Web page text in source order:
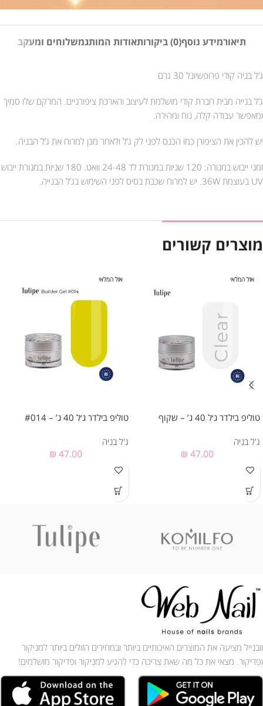
תיאורמידע נוסף(0) ביקורות אודות המותגמשלוחים ומעקב
ג’ל בניה קודי פרופשיונל 30 גרם
ג’ל בנייה מבית חברת קודי מושלמת לעיצוב והארכת ציפורניים. המרקם שלו סמיך
ומאפשר עבודה קלה, נוח ומהירה.
יש להכין את הציפורן כמו הכנס לפני לק ג’ל ולאחר מכן למרוח את ג’ל הבניה.
זמני ייבוש במנורה: 120 שניות במנורת לד 24-48 וואט. 180 שניות במנורת ייבוש
UV בעוצמת 36W. יש למרוח שכבת בסיס לפני השימוש בג’ל הבנייה.
מוצרים קשורים
אזל המלאי
טוליפ בילדר ג׳ל 40 ג’ – שקוף
ג'ל בניה
₪ 47.00
אזל המלאי
טוליפ בילדר ג׳ל 40 ג’ – #014
ג'ל בניה
₪ 47.00
וובנייל מציעה את המוצרים האיכותיים ביותר ובמחירים הזולים ביותר למניקור
ופדיקור. מצאי את כל מה שאת צריכה כדי להגיע למניקור ופדיקור מושלמים!